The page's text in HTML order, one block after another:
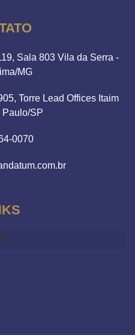
Sala 803 Vila da Serra -
MG
Torre Lead Offices Itaim
Paulo/SP
0070